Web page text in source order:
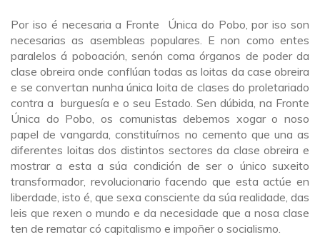
Por iso é necesaria a Fronte Única do Pobo, por iso son
necesarias as asembleas populares. E non como entes
paralelos á poboación, senón coma órganos de poder da
clase obreira onde conflúan todas as loitas da case obreira
e se convertan nunha única loita de clases do proletariado
contra a burguesía e o seu Estado. Sen dúbida, na Fronte
Única do Pobo, os comunistas debemos xogar o noso
papel de vangarda, constituírnos no cemento que una as
diferentes loitas dos distintos sectores da clase obreira e
mostrar a esta a súa condición de ser o único suxeito
transformador, revolucionario facendo que esta actúe en
liberdade, isto é, que sexa consciente da súa realidade, das
leis que rexen o mundo e da necesidade que a nosa clase
ten de rematar có capitalismo e impoñer o socialismo.